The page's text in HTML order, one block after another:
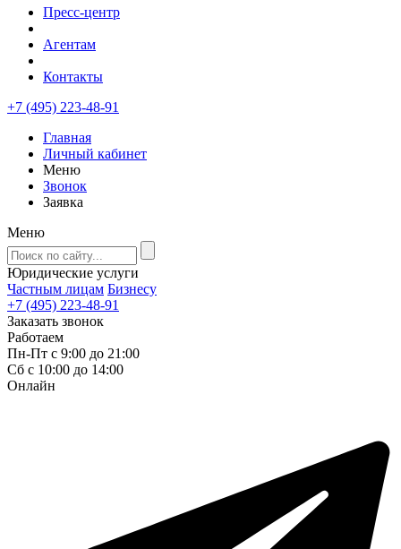
Пресс-центр
Агентам
Контакты
+7 (495) 223-48-91
Главная
Личный кабинет
Меню
Звонок
Заявка
Меню
Юридические услуги
Частным лицам Бизнесу
+7 (495) 223-48-91
Заказать звонок
Работаем
Пн-Пт с 9:00 до 21:00
Сб с 10:00 до 14:00
Онлайн